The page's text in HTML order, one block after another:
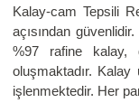
Kalay-cam Tepsili
açısından
%97 rafine kalay,
oluşmaktadır. Kalay
işlenmektedir. Her